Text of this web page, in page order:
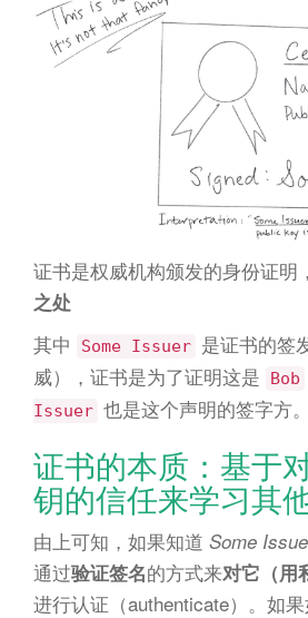
证书是权威机构颁发的身份证明，
之处
其中 Some Issuer 是证书的签
威），证书是为了证明这是
Bob
Issuer 也是这个声明的签字方。
证书的本质：基于
钥的信任来学习其
由上可知，如果知道 Some
通过验证签名的方式来对它（用
进行认证（authenticate）。如